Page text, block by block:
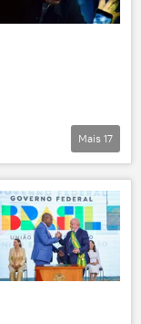
Mais 17